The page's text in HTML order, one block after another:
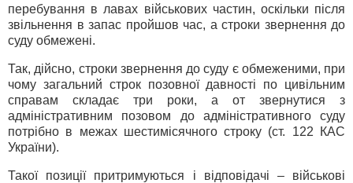
перебування в лавах військових частин, оскільки після
звільнення в запас пройшов час, а строки звернення до
суду обмежені.
Так, дійсно, строки звернення до суду є обмеженими, при
чому загальний строк позовної давності по цивільним
справам складає три роки, а от звернутися з
адміністративним позовом до адміністративного суду
потрібно в межах шестимісячного строку (ст. 122 КАС
України).
Такої позиції притримуються і відповідачі – військові